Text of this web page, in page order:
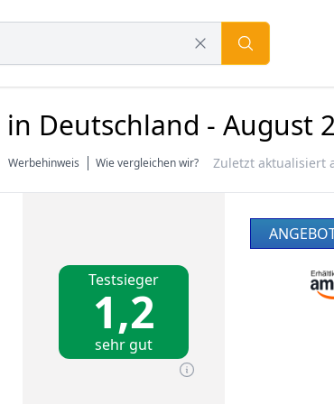
in Deutschland - August
Werbehinweis Wie vergleichen wir? Zuletzt aktualisiert
Testsieger
1,2
sehr gut